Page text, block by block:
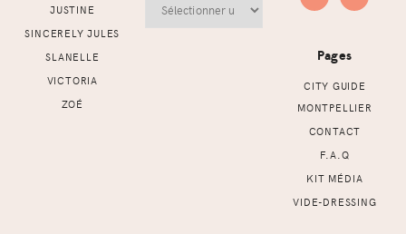
JUSTINE
SINCERELY JULES
SLANELLE
VICTORIA
ZOÉ
Pages
CITY GUIDE
MONTPELLIER
CONTACT
F.A.Q
KIT MÉDIA
VIDE-DRESSING